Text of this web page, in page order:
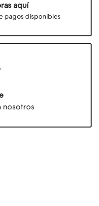
aquí
pagos disponibles
nosotros